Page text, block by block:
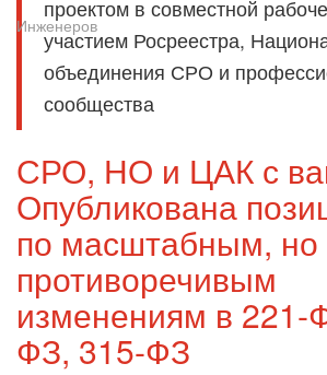
проектом в совместной
участием Росреестра,
объединения СРО и
сообщества
СРО, НО и ЦАК с
Опубликована
по масштабным, но
противоречивым
изменениям в 221-
ФЗ, 315-ФЗ